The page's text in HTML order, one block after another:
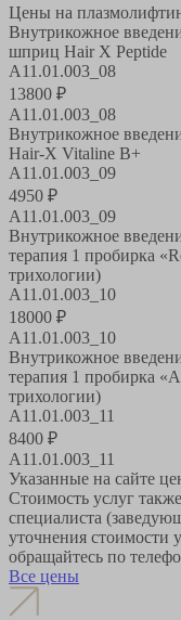
Цены на
Внутрикожное
шприц Hair X Peptide
A11.01.003_08
13800 ₽
A11.01.003_08
Внутрикожное
Hair-X Vitaline B+
A11.01.003_09
4950 ₽
A11.01.003_09
Внутрикожное
терапия 1 пробирка
трихологии)
A11.01.003_10
18000 ₽
A11.01.003_10
Внутрикожное
терапия 1 пробирка
трихологии)
A11.01.003_11
8400 ₽
A11.01.003_11
Указанные на сайте
Стоимость услуг
специалиста
уточнения стоимости
обращайтесь по
Все цены